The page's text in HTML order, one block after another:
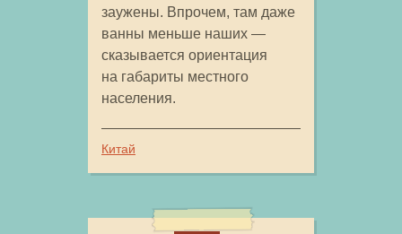
заужены. Впрочем, там даже
ванны меньше наших —
сказывается ориентация
на габариты местного
населения.
Китай